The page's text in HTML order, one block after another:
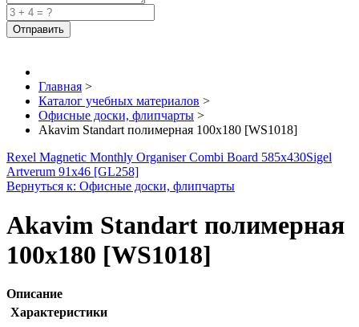
Главная >
Каталог учебных материалов >
Офисные доски, флипчарты >
Akavim Standart полимерная 100x180 [WS1018]
Rexel Magnetic Monthly Organiser Combi Board 585x430Sigel
Artverum 91x46 [GL258]
Вернуться к: Офисные доски, флипчарты
Akavim Standart полимерная
100x180 [WS1018]
Описание
Характеристики